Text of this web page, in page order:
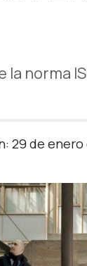
la norma
29 de enero